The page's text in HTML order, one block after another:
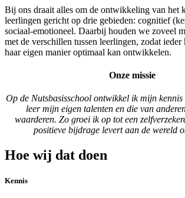
Bij ons draait alles om de ontwikkeling van het
leerlingen gericht op drie gebieden: cognitief
sociaal-emotioneel. Daarbij houden we zoveel
met de verschillen tussen leerlingen, zodat
haar eigen manier optimaal kan ontwikkelen.
Onze missie
Op de Nutsbasisschool ontwikkel ik mijn
leer mijn eigen talenten en die van
waarderen. Zo groei ik op tot een
positieve bijdrage levert aan de wereld
Hoe wij dat doen
Kennis